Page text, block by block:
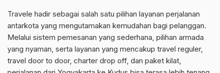
Travele hadir sebagai salah satu pilihan layanan perjalanan
antarkota yang mengutamakan kemudahan bagi pelanggan.
Melalui sistem pemesanan yang sederhana, pilihan armada
yang nyaman, serta layanan yang mencakup travel reguler,
travel door to door, charter drop off, dan paket kilat,